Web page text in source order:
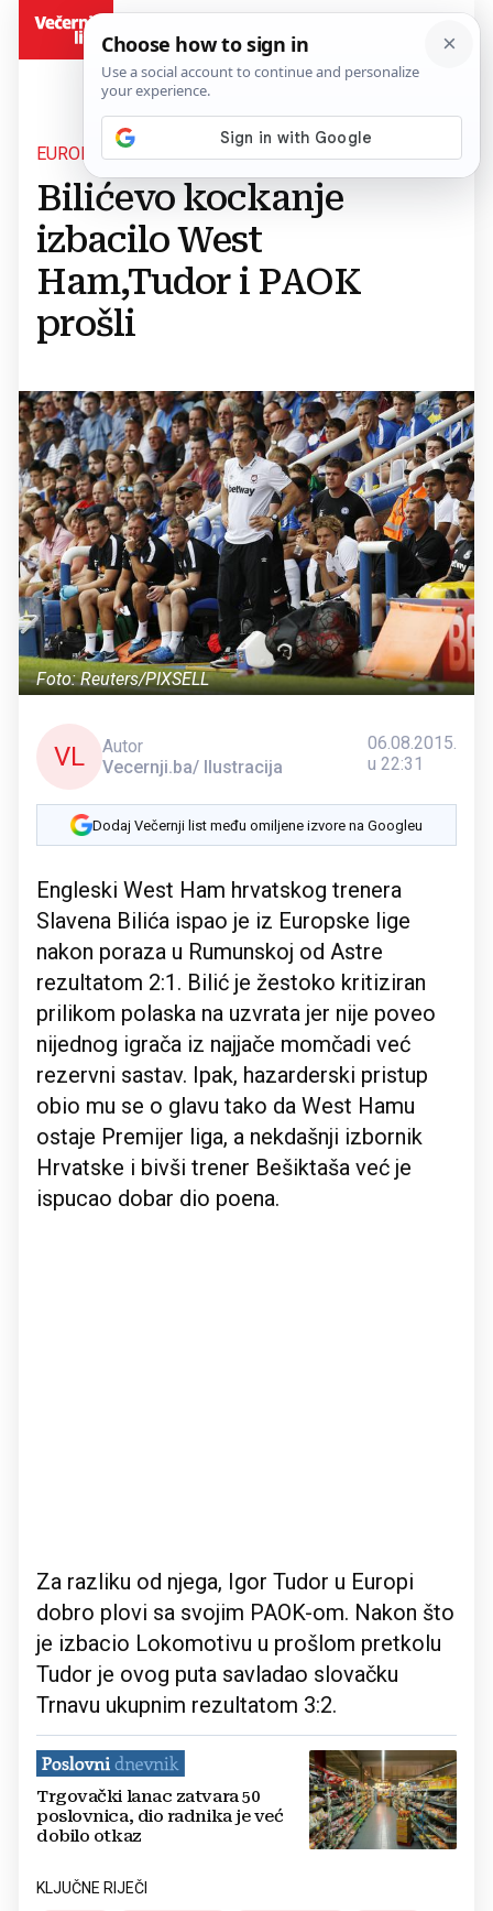
EUROPSKA LIGA
Bilićevo kockanje
izbacilo West
Ham,Tudor i PAOK
prošli
Foto: Reuters/PIXSELL
VL
Autor
Vecernji.ba/ Ilustracija
06.08.2015.
u 22:31
Dodaj Večernji list među omiljene izvore na Googleu
Engleski West Ham hrvatskog trenera
Slavena Bilića ispao je iz Europske lige
nakon poraza u Rumunskoj od Astre
rezultatom 2:1. Bilić je žestoko kritiziran
prilikom polaska na uzvrata jer nije poveo
nijednog igrača iz najjače momčadi već
rezervni sastav. Ipak, hazarderski pristup
obio mu se o glavu tako da West Hamu
ostaje Premijer liga, a nekdašnji izbornik
Hrvatske i bivši trener Bešiktaša već je
ispucao dobar dio poena.
Za razliku od njega, Igor Tudor u Europi
dobro plovi sa svojim PAOK-om. Nakon što
je izbacio Lokomotivu u prošlom pretkolu
Tudor je ovog puta savladao slovačku
Trnavu ukupnim rezultatom 3:2.
Trgovački lanac zatvara 50
poslovnica, dio radnika je već
dobilo otkaz
KLJUČNE RIJEČI